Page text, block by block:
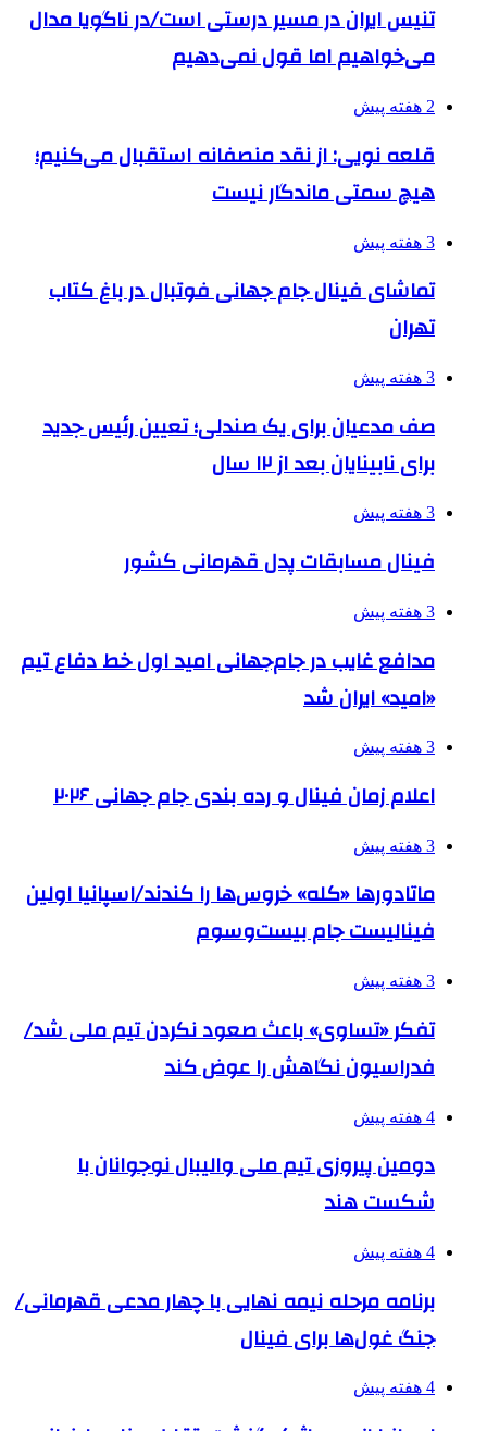
تنیس ایران در مسیر درستی است/در ناگویا مدال
می‌خواهیم اما قول نمی‌دهیم
2 هفته پیش
قلعه نویی: از نقد منصفانه استقبال می‌کنیم؛
هیچ سمتی ماندگار نیست
3 هفته پیش
تماشای فینال جام جهانی فوتبال در باغ کتاب
تهران
3 هفته پیش
صف مدعیان برای یک صندلی؛ تعیین رئیس جدید
برای نابینایان بعد از ۱۲ سال
3 هفته پیش
فینال مسابقات پدل قهرمانی کشور
3 هفته پیش
مدافع غایب در جام‌جهانی امید اول خط دفاع تیم
«امید» ایران شد
3 هفته پیش
اعلام زمان فینال و رده بندی جام جهانی ۲۰۲۶
3 هفته پیش
ماتادورها «کله» خروس‌ها را کندند/اسپانیا اولین
فینالیست جام بیست‌وسوم
3 هفته پیش
تفکر «تساوی» باعث صعود نکردن تیم ملی شد/
فدراسیون نگاهش را عوض کند
4 هفته پیش
دومین پیروزی تیم ملی والیبال نوجوانان با
شکست هند
4 هفته پیش
برنامه مرحله نیمه نهایی با چهار مدعی قهرمانی/
جنگ غول‌ها برای فینال
4 هفته پیش